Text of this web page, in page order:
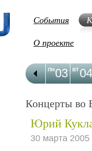
События
О проекте
03
ПН 04
ВТ
Концерты во
Юрий
30 марта 2005